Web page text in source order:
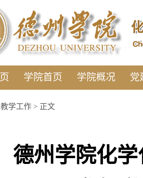
学院首页 学院概况 党
教学工作 > 正文
德州学院化